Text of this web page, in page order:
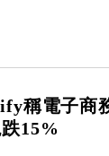
稱電子商
15%